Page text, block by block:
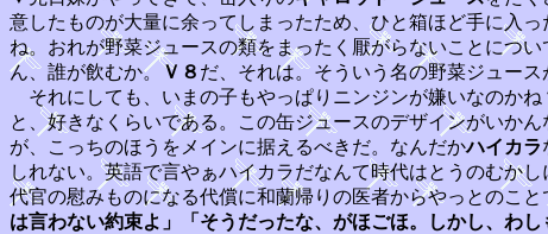
意したものが大量に余ってしまったため、ひと箱ほど手に入
ね。おれが野菜ジュースの類をまったく厭がらないことにつ
ん、誰が飲むか。 Ｖ８ だ、それは。そういう名の野菜ジュース
それにしても、いまの子もやっぱりニンジンが嫌いなのか
と、好きなくらいである。この缶ジュースのデザインがいかん
が、こっちのほうをメインに据えるべきだ。なんだかハイカラ
しれない。英語で言やぁハイカラだなんて時代はとうのむかし
代官の慰みものになる代償に和蘭帰りの医者からやっとのこ
は言わない約束よ」「そうだったな、がほごほ。しかし、わ